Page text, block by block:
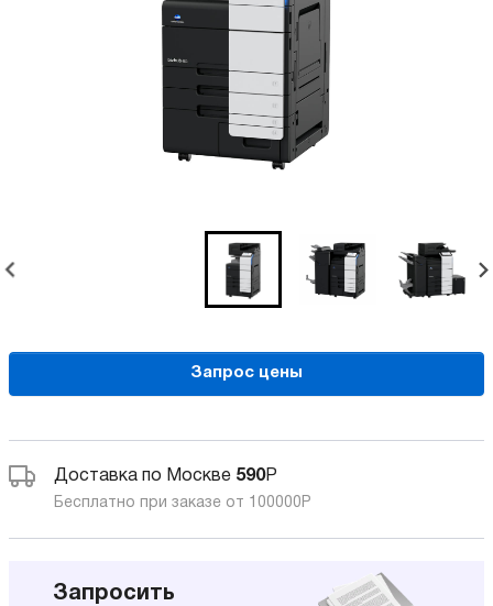
Запрос цены
Доставка по Москве 590Р
Бесплатно при заказе от 100000 Р
Запросить